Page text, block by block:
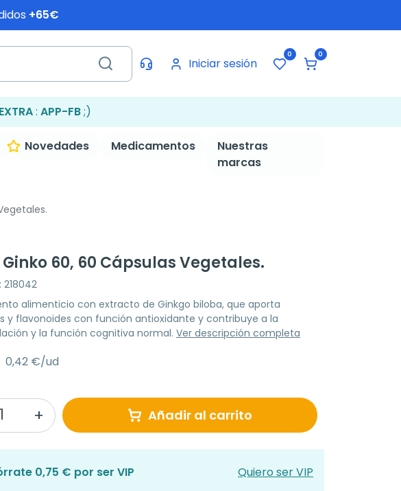
+65€
Iniciar sesión
0 0
: APP-FB;)
Novedades Medicamentos
Nuestras
marcas
60, 60 Cápsulas Vegetales.
alimenticio con extracto de Ginkgo biloba, que aporta
y flavonoides con función antioxidante y contribuye a la
y la función cognitiva normal. Ver descripción completa
0,42 €/ud
Añadir al carrito
0,75 € por ser VIP Quiero ser VIP